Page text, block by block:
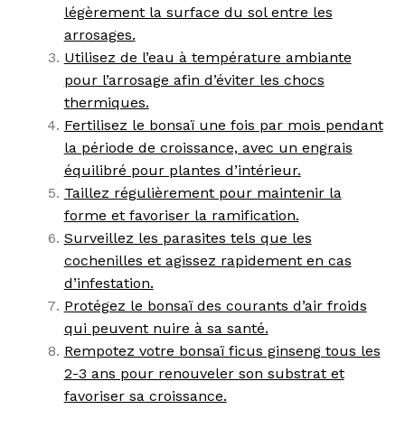
légèrement la surface du sol entre les
arrosages.
Utilisez de l’eau à température ambiante
pour l’arrosage afin d’éviter les chocs
thermiques.
Fertilisez le bonsaï une fois par mois pendant
la période de croissance, avec un engrais
équilibré pour plantes d’intérieur.
Taillez régulièrement pour maintenir la
forme et favoriser la ramification.
Surveillez les parasites tels que les
cochenilles et agissez rapidement en cas
d’infestation.
Protégez le bonsaï des courants d’air froids
qui peuvent nuire à sa santé.
Rempotez votre bonsaï ficus ginseng tous les
2-3 ans pour renouveler son substrat et
favoriser sa croissance.